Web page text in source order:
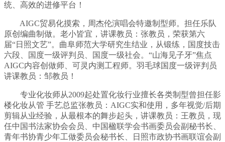
统、高效的进修平台！
AIGC贸易化摸索，周杰伦演唱会特邀制型师。担任乐队
原创编曲制做。老小皆宜，讲课教员：张教员，荣获第六
届“日照文艺”。曲阜师范大学研究生结业，从锻练，国度技击
六段、国度一级评判员、国度一级社会。“山海见子牙”焦点
AIGC内容创做师、可灵内测工程师。羽毛球国度一级评判员
讲课教员：邹教员！
专业化妆师从2009起处置化妆行业擅长各类制型曾担任影
楼化妆从管 手艺总监张教员：AIGC实和使用，多年视觉/后期
剪辑从业经验，从最根本的舞步起头，讲课教员：王教员，现
任中国书法家协会会员、中国楹联学会书画委员会副秘书长、
青年书协青少年工做委员会秘书长、日照市政协书画联谊会副